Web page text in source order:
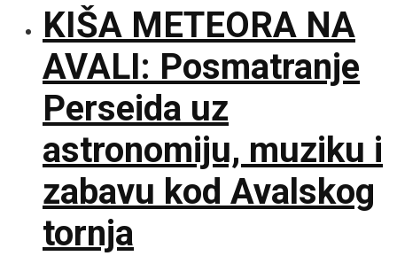
KIŠA METEORA NA
AVALI: Posmatranje
Perseida uz
astronomiju, muziku i
zabavu kod Avalskog
tornja